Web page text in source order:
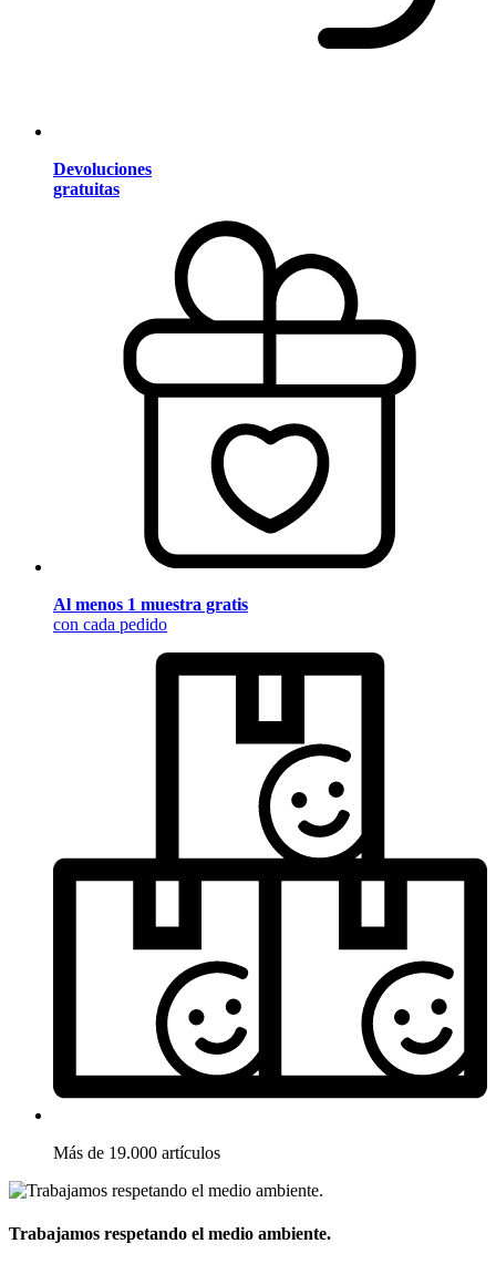
Devoluciones
gratuitas
Al menos 1 muestra gratis
con cada pedido
Más de 19.000 artículos
Trabajamos respetando el medio ambiente.